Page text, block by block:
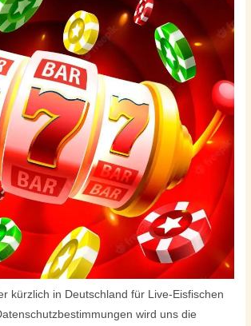
kürzlich in Deutschland für Live-Eisfischen
wird uns die